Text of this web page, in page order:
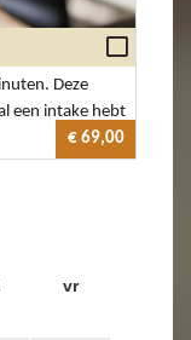
Deze
een intake hebt
€ 69,00
vr